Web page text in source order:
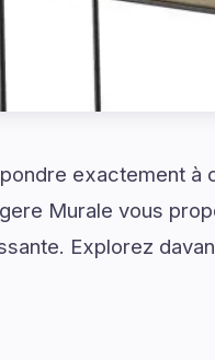
exactement
Murale vous
Explorez